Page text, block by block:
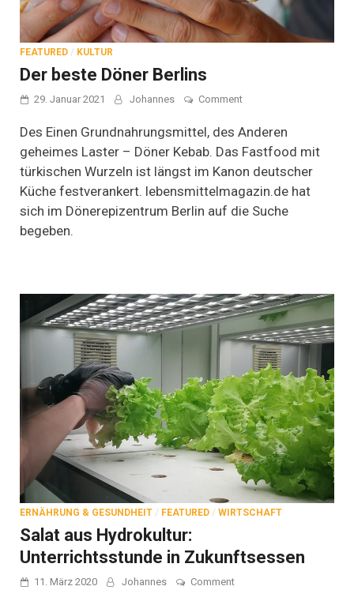
FEATURED / KULTUR
Der beste Döner Berlins
29. Januar 2021 Johannes Commenton
beste
Döner
Berlins
Des Einen Grundnahrungsmittel, des Anderen
geheimes Laster – Döner Kebab. Das Fastfood mit
türkischen Wurzeln ist längst im Kanon deutscher
Küche festverankert. lebensmittelmagazin.de hat
sich im Dönerepizentrum Berlin auf die Suche
begeben.
ERNÄHRUNG & GESUNDHEIT / FEATURED / WIRTSCHAFT
Salat aus Hydrokultur:
Unterrichtsstunde in Zukunftsessen
11. März 2020 Johannes Commenton